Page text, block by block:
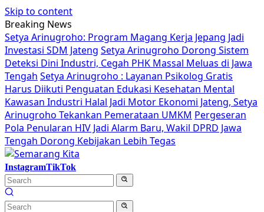
Skip to content
Breaking News
Setya Arinugroho: Program Magang Kerja Jepang Jadi
Investasi SDM Jateng Setya Arinugroho Dorong Sistem
Deteksi Dini Industri, Cegah PHK Massal Meluas di Jawa
Tengah Setya Arinugroho : Layanan Psikolog Gratis
Harus Diikuti Penguatan Edukasi Kesehatan Mental
Kawasan Industri Halal Jadi Motor Ekonomi Jateng, Setya
Arinugroho Tekankan Pemerataan UMKM Pergeseran
Pola Penularan HIV Jadi Alarm Baru, Wakil DPRD Jawa
Tengah Dorong Kebijakan Lebih Tegas
InstagramTikTok